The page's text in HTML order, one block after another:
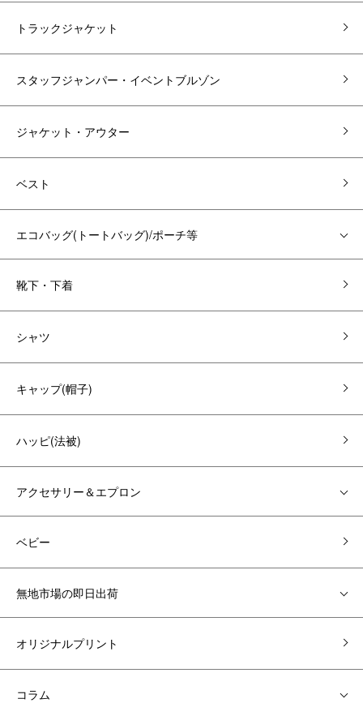
トラックジャケット
スタッフジャンパー・イベントブルゾン
ジャケット・アウター
ベスト
エコバッグ(トートバッグ)/ポーチ等
靴下・下着
シャツ
キャップ(帽子)
ハッピ(法被)
アクセサリー＆エプロン
ベビー
無地市場の即日出荷
オリジナルプリント
コラム